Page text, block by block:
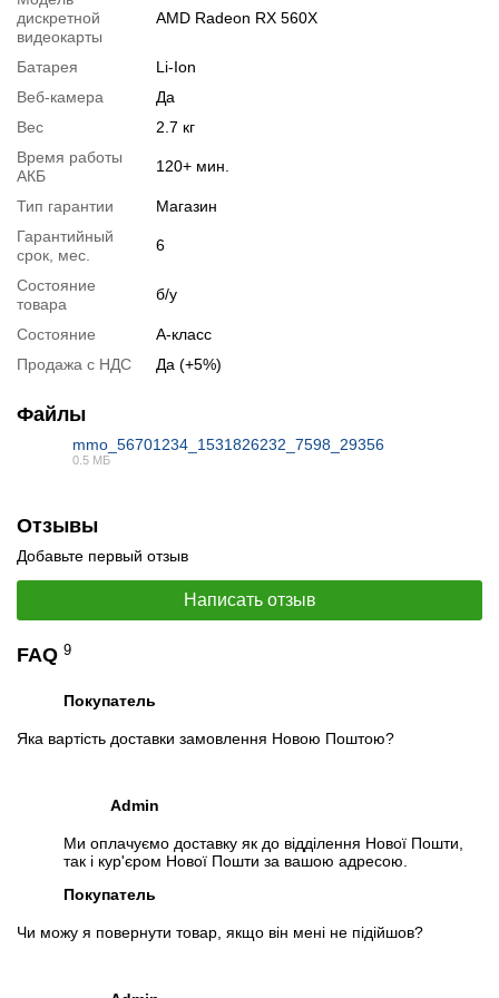
Спецификация видеокарты:
Тестирование видеокарты:
Видеообзоры
📧
Запрос оптовой цены
Отслеживать в Instagram
Отслеживать на Facebook
дискретной
видеокарты
AMD Radeon RX 560X
Батарея
Li-Ion
Веб-камера
Да
Вес
2.7 кг
Время работы
АКБ
120+ мин.
Тип гарантии
Магазин
Гарантийный
срок, мес.
6
Состояние
товара
б/у
Состояние
А-класс
Продажа с НДС
Да (+5%)
Файлы
mmo_56701234_1531826232_7598_29356
0.5 МБ
Отзывы
Добавьте первый отзыв
Написать отзыв
FAQ 9
Покупатель
Яка вартість доставки замовлення Новою Поштою?
Admin
Ми оплачуємо доставку як до відділення Нової Пошти,
так і кур'єром Нової Пошти за вашою адресою.
Покупатель
Чи можу я повернути товар, якщо він мені не підійшов?